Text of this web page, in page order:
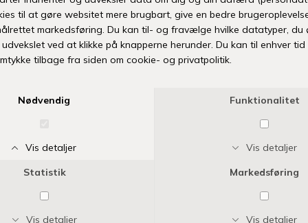
SIDST SETE PRODUKTER